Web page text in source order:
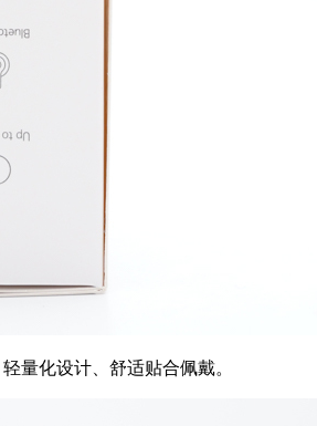
量化设计、舒适贴合佩戴。